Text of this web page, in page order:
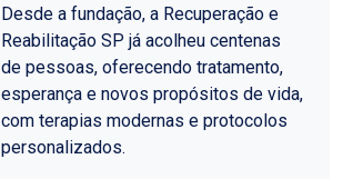
Desde a fundação, a Recuperação e
Reabilitação SP já acolheu centenas
de pessoas, oferecendo tratamento,
esperança e novos propósitos de vida,
com terapias modernas e protocolos
personalizados.